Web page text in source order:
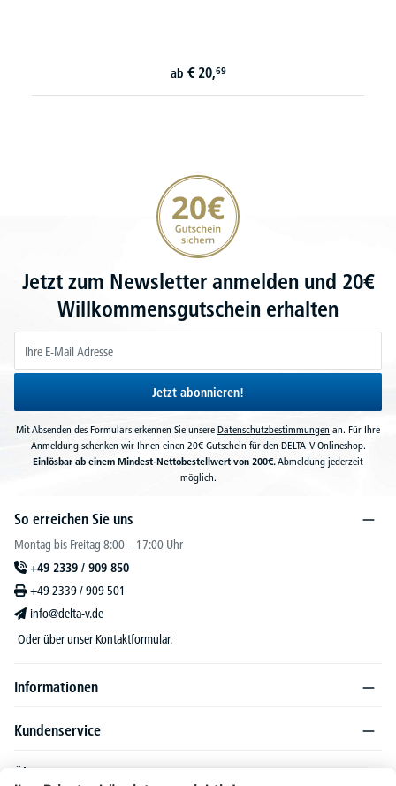
ab € 20,69
20€ Gutschein sichern
Jetzt zum Newsletter anmelden und 20€
Willkommensgutschein erhalten
Jetzt abonnieren!
Mit Absenden des Formulars erkennen Sie unsere Datenschutzbestimmungen an. Für Ihre
Anmeldung schenken wir Ihnen einen 20€ Gutschein für den DELTA-V Onlineshop.
Einlösbar ab einem Mindest-Nettobestellwert von 200€.Abmeldung jederzeit
möglich.
So erreichen Sie uns
Montag bis Freitag 8:00 – 17:00 Uhr
+49 2339 / 909 850
+49 2339 / 909 501
info@delta-v.de
Oder über unser Kontaktformular.
Informationen
Kundenservice
Über DELTA-V